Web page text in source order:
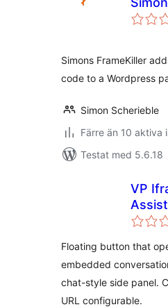
Simons FrameKiller
code to a Wordpress
Simon Scherieble
Färre än 10 aktiva
Testat med 5.6.18
VP
Floating button that
embedded
chat-style side panel.
URL configurable.